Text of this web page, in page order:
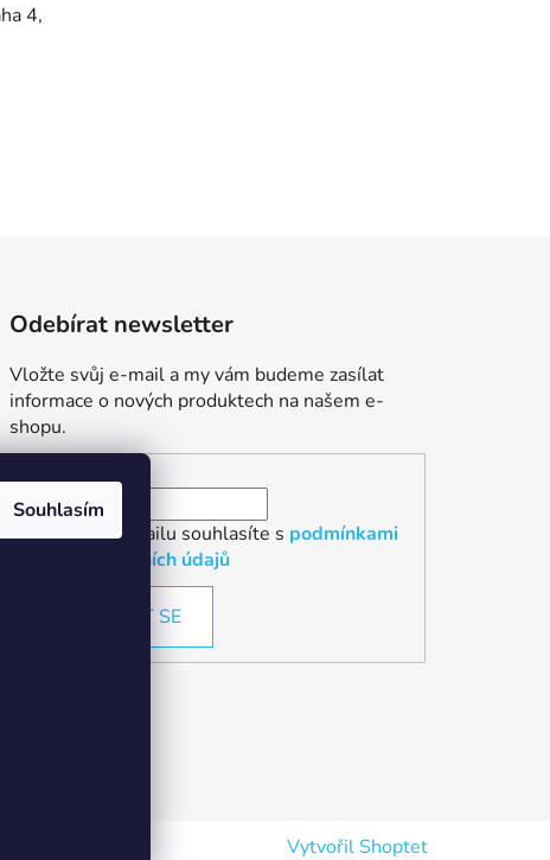
Souhlasím
4,
Odebírat newsletter
Vložte svůj e-mail a my vám budeme zasílat
informace o nových produktech na našem e-
shopu.
Vložením e-mailu souhlasíte s podmínkami
ochrany osobních údajů
PŘIHLÁSIT SE
Vytvořil Shoptet